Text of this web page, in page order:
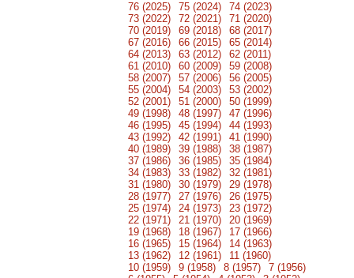
76 (2025) 75 (2024)
74 (2023)
73 (2022)
72 (2021)
71 (2020)
70 (2019)
69 (2018)
68 (2017)
67 (2016)
66 (2015)
65 (2014)
64 (2013)
63 (2012)
62 (2011)
61 (2010)
60 (2009)
59 (2008)
58 (2007)
57 (2006)
56 (2005)
55 (2004)
54 (2003)
53 (2002)
52 (2001)
51 (2000)
50 (1999)
49 (1998)
48 (1997)
47 (1996)
46 (1995)
45 (1994)
44 (1993)
43 (1992)
42 (1991)
41 (1990)
40 (1989)
39 (1988)
38 (1987)
37 (1986)
36 (1985)
35 (1984)
34 (1983)
33 (1982)
32 (1981)
31 (1980)
30 (1979)
29 (1978)
28 (1977)
27 (1976)
26 (1975)
25 (1974)
24 (1973)
23 (1972)
22 (1971)
21 (1970)
20 (1969)
19 (1968)
18 (1967)
17 (1966)
16 (1965)
15 (1964)
14 (1963)
13 (1962)
12 (1961)
11 (1960)
10 (1959)
9 (1958) 8 (1957)
7 (1956)